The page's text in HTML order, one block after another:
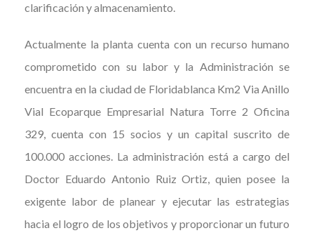
clarificación y almacenamiento.
Actualmente la planta cuenta con un recurso humano
comprometido con su labor y la Administración se
encuentra en la ciudad de Floridablanca Km2 Via Anillo
Vial Ecoparque Empresarial Natura Torre 2 Oficina
329, cuenta con 15 socios y un capital suscrito de
100.000 acciones. La administración está a cargo del
Doctor Eduardo Antonio Ruiz Ortiz, quien posee la
exigente labor de planear y ejecutar las estrategias
hacia el logro de los objetivos y proporcionar un futuro